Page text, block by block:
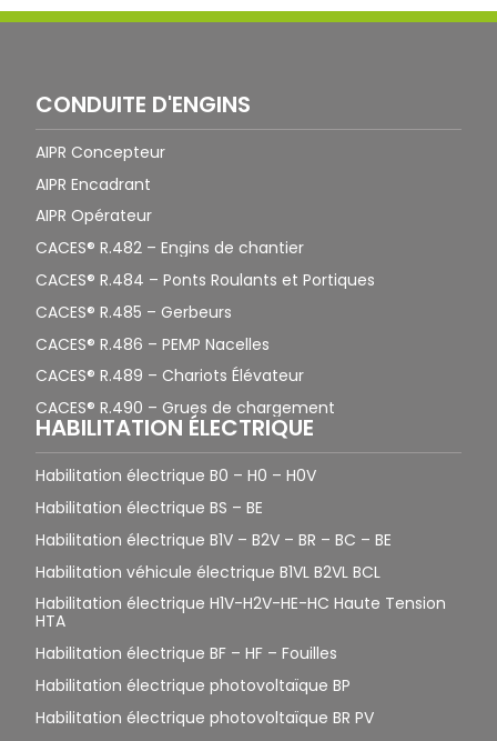
CONDUITE D'ENGINS
AIPR Concepteur
AIPR Encadrant
AIPR Opérateur
CACES® R.482 – Engins de chantier
CACES® R.484 – Ponts Roulants et Portiques
CACES® R.485 – Gerbeurs
CACES® R.486 – PEMP Nacelles
CACES® R.489 – Chariots Élévateur
CACES® R.490 – Grues de chargement
HABILITATION ÉLECTRIQUE
Habilitation électrique B0 – H0 – H0V
Habilitation électrique BS – BE
Habilitation électrique B1V – B2V – BR – BC – BE
Habilitation véhicule électrique B1VL B2VL BCL
Habilitation électrique H1V-H2V-HE-HC Haute Tension
HTA
Habilitation électrique BF – HF – Fouilles
Habilitation électrique photovoltaïque BP
Habilitation électrique photovoltaïque BR PV